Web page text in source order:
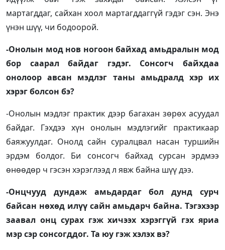
мартагддаг, сайхан хоол мартагддаггүй гэдэг сэн. Энэ
үнэн шүү, чи бодоорой.
-Онолын мод нов ногоон байхад амьдралын мод
бор саарал байдаг гэдэг. Сонсогч байхдаа
онолоор авсан мэдлэг таны амьдралд хэр их
хэрэг болсон бэ?
-Онолын мэдлэг практик дээр багахан зөрөх асуудал
байдаг. Гэхдээ хүн онолын мэдлэгийг практикаар
баяжуулдаг. Онолд сайн суралцвал насан туршийн
эрдэм болдог. Би сонсогч байхад сурсан эрдмээ
өнөөдөр ч гэсэн хэрэглээд л явж байна шүү дээ.
-Онцчууд дундаж амьдардаг бол дунд сурч
байсан нөхөд илүү сайн амьдарч байна. Тэгэхээр
заавал онц сурах гэж хичээх хэрэггүй гэх яриа
мэр сэр сонсогддог. Та юу гэж хэлэх вэ?